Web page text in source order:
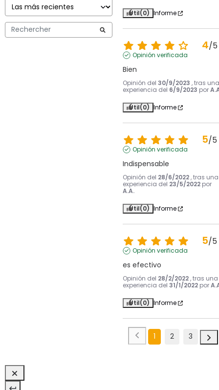
Útil(0) Informe
4/5
Opinión verificada
Bien
Opinión del 30/9/2023 , tras una
experiencia del 6/9/2023 por
Útil(0) Informe
5/5
Opinión verificada
Indispensable
Opinión del 28/6/2022 , tras una
experiencia del 23/5/2022 por
A.A.
Útil(0) Informe
5/5
Opinión verificada
es efectivo
Opinión del 28/2/2022 , tras una
experiencia del 31/1/2022 por
Útil(0) Informe
1 2 3